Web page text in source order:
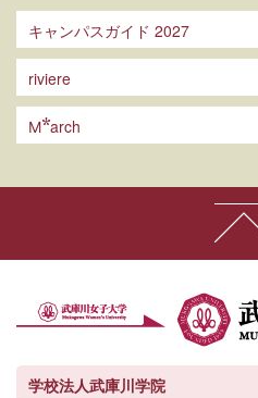
キャンパスガイド 2027
riviere
M arch
学校法人武庫川学院